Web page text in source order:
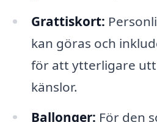
Grattiskort:
kan göras och
för att ytterligare
känslor.
Ballonger: För den